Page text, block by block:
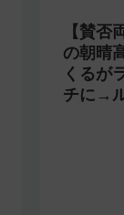
直前放
た配信
罪して
AI?】